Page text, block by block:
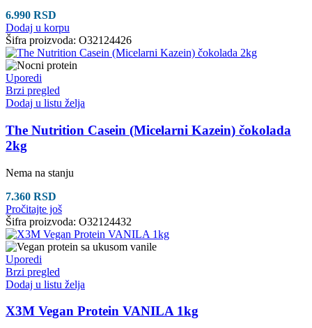
6.990 RSD
Dodaj u korpu
Šifra proizvoda: O32124426
Uporedi
Brzi pregled
Dodaj u listu želja
The Nutrition Casein (Micelarni Kazein) čokolada
2kg
Nema na stanju
7.360 RSD
Pročitajte još
Šifra proizvoda: O32124432
Uporedi
Brzi pregled
Dodaj u listu želja
X3M Vegan Protein VANILA 1kg